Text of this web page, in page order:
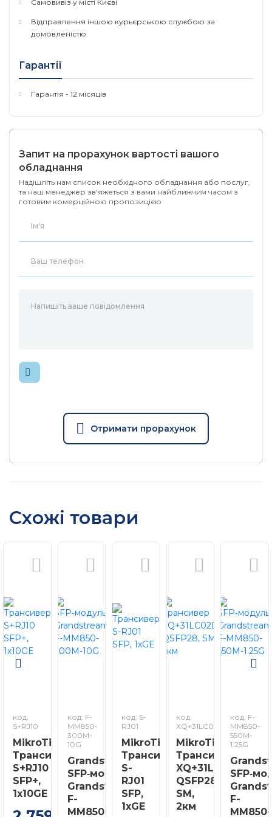
Середовище
104 ?)
Самовивіз у місті Києві
Відправлення іншою курьєрською службою за
домовленістю
Гарантії
Гарантія - 12 місяців
Запит на прорахунок вартості вашого
обладнання
Надішліть нам список необхідного обладнання або послуг,
та наш менеджер зв'яжеться з вами найближчим часом з
готовим комерційною пропозицією
Отримати прорахунок
Схожі товари
код:
S+RJ10
MikroTik
Трансивер
S+RJ10
SFP+,
1x10GE
код: F-
MM850-
300M-
10G
Grandstream
SFP‑модуль
Grandstream
F-
MM850-
код: S-
RJ01
MikroTik
Трансивер
S-
RJ01
SFP,
1xGE
код:
XQ+31LC02D
MikroTik
Трансивер
XQ+31LC02D
QSFP28,
SM,
2км
код: F-
MM850-
550M-
1.25G
F-
MM850-